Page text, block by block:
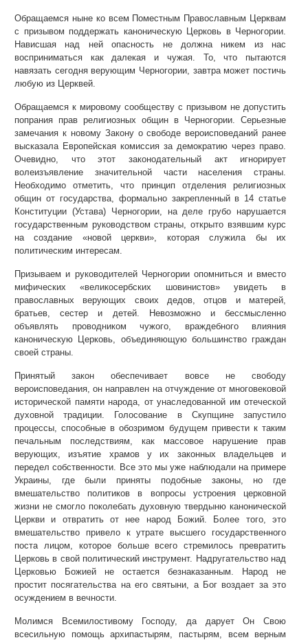
Обращаемся ныне ко всем Поместным Православным Церквам
с призывом поддержать каноническую Церковь в Черногории.
Нависшая над ней опасность не должна никем из нас
восприниматься как далекая и чужая. То, что пытаются
навязать сегодня верующим Черногории, завтра может постичь
любую из Церквей.
Обращаемся к мировому сообществу с призывом не допустить
попрания прав религиозных общин в Черногории. Серьезные
замечания к новому Закону о свободе вероисповеданий ранее
высказала Европейская комиссия за демократию через право.
Очевидно, что этот законодательный акт игнорирует
волеизъявление значительной части населения страны.
Необходимо отметить, что принцип отделения религиозных
общин от государства, формально закрепленный в 14 статье
Конституции (Устава) Черногории, на деле грубо нарушается
государственным руководством страны, открыто взявшим курс
на создание «новой церкви», которая служила бы их
политическим интересам.
Призываем и руководителей Черногории опомниться и вместо
мифических «великосербских шовинистов» увидеть в
православных верующих своих дедов, отцов и матерей,
братьев, сестер и детей. Невозможно и бессмысленно
объявлять проводником чужого, враждебного влияния
каноническую Церковь, объединяющую большинство граждан
своей страны.
Принятый закон обеспечивает вовсе не свободу
вероисповедания, он направлен на отчуждение от многовековой
исторической памяти народа, от унаследованной им отеческой
духовной традиции. Голосование в Скупщине запустило
процессы, способные в обозримом будущем привести к таким
печальным последствиям, как массовое нарушение прав
верующих, изъятие храмов у их законных владельцев и
передел собственности. Все это мы уже наблюдали на примере
Украины, где были приняты подобные законы, но где
вмешательство политиков в вопросы устроения церковной
жизни не смогло поколебать духовную твердыню канонической
Церкви и отвратить от нее народ Божий. Более того, это
вмешательство привело к утрате высшего государственного
поста лицом, которое больше всего стремилось превратить
Церковь в свой политический инструмент. Надругательство над
Церковью Божией не остается безнаказанным. Народ не
простит посягательства на его святыни, а Бог воздает за это
осуждением в вечности.
Молимся Всемилостивому Господу, да дарует Он Свою
всесильную помощь архипастырям, пастырям, всем верным